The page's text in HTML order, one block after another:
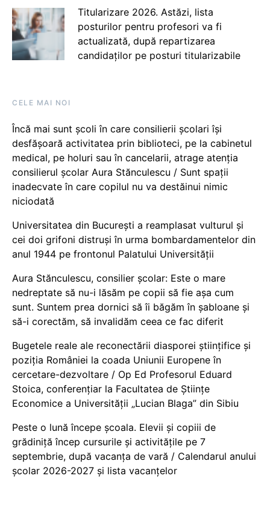
Titularizare 2026. Astăzi, lista
posturilor pentru profesori va fi
actualizată, după repartizarea
candidaților pe posturi titularizabile
CELE MAI NOI
Încă mai sunt școli în care consilierii școlari își
desfășoară activitatea prin biblioteci, pe la cabinetul
medical, pe holuri sau în cancelarii, atrage atenția
consilierul școlar Aura Stănculescu / Sunt spații
inadecvate în care copilul nu va destăinui nimic
niciodată
Universitatea din București a reamplasat vulturul și
cei doi grifoni distruși în urma bombardamentelor din
anul 1944 pe frontonul Palatului Universității
Aura Stănculescu, consilier școlar: Este o mare
nedreptate să nu-i lăsăm pe copii să fie așa cum
sunt. Suntem prea dornici să îi băgăm în șabloane și
să-i corectăm, să invalidăm ceea ce fac diferit
Bugetele reale ale reconectării diasporei științifice și
poziția României la coada Uniunii Europene în
cercetare-dezvoltare / Op Ed Profesorul Eduard
Stoica, conferențiar la Facultatea de Științe
Economice a Universității „Lucian Blaga” din Sibiu
Peste o lună începe școala. Elevii și copiii de
grădiniță încep cursurile și activitățile pe 7
septembrie, după vacanța de vară / Calendarul anului
școlar 2026-2027 și lista vacanțelor